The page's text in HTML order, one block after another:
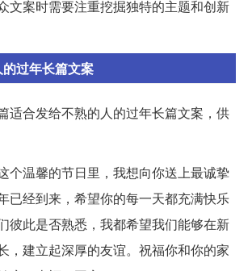
文案时需要注重挖掘独特的主题和创新
过年长篇文案
适合发给不熟的人的过年长篇文案，供
个温馨的节日里，我想向你送上最诚挚
已经到来，希望你的每一天都充满快乐
彼此是否熟悉，我都希望我们能够在新
，建立起深厚的友谊。祝福你和你的家